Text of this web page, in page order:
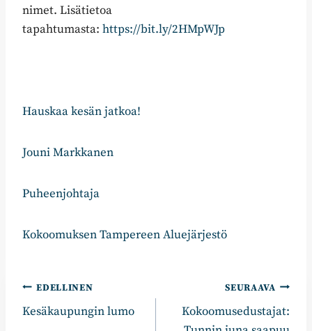
nimet. Lisätietoa
tapahtumasta: https://bit.ly/2HMpWJp
Hauskaa kesän jatkoa!
Jouni Markkanen
Puheenjohtaja
Kokoomuksen Tampereen Aluejärjestö
Artikkelien
selaus
EDELLINEN
Kesäkaupungin lumo
SEURAAVA
Kokoomusedustajat: